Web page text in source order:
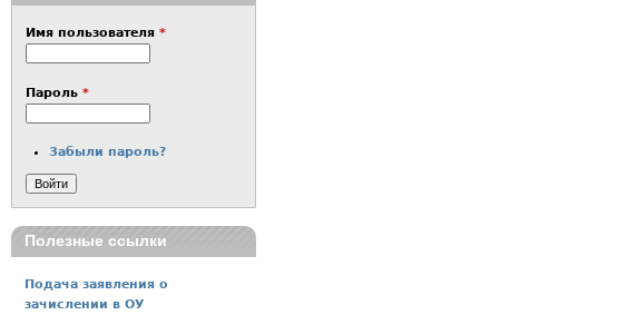
Имя пользователя *
Пароль *
Забыли пароль?
Полезные ссылки
Подача заявления о
зачислении в ОУ